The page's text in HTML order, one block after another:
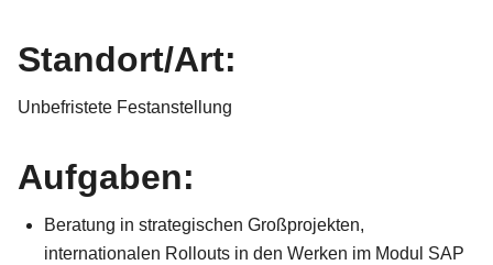
Standort/Art:
Unbefristete Festanstellung
Aufgaben:
Beratung in strategischen Großprojekten,
internationalen Rollouts in den Werken im Modul SAP